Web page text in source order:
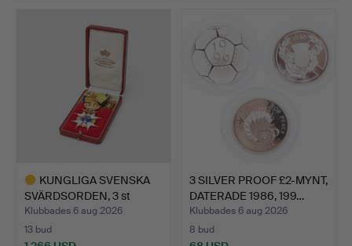
KUNGLIGA SVENSKA
SVÄRDSORDEN, 3 st
riddart…
Klubbades 6 aug 2026
13 bud
3 SILVER PROOF £2-MYNT,
DATERADE 1986, 199…
Klubbades 6 aug 2026
8 bud